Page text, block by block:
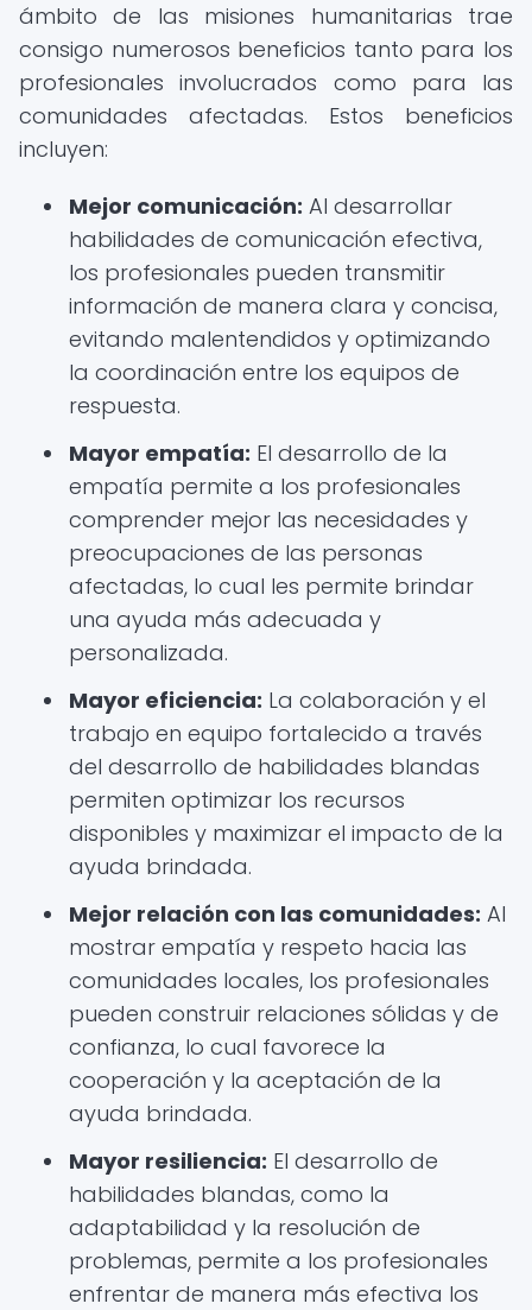
ámbito de las misiones humanitarias trae
consigo numerosos beneficios tanto para los
profesionales involucrados como para las
comunidades afectadas. Estos beneficios
incluyen:
Mejor comunicación: Al desarrollar
habilidades de comunicación efectiva,
los profesionales pueden transmitir
información de manera clara y concisa,
evitando malentendidos y optimizando
la coordinación entre los equipos de
respuesta.
Mayor empatía: El desarrollo de la
empatía permite a los profesionales
comprender mejor las necesidades y
preocupaciones de las personas
afectadas, lo cual les permite brindar
una ayuda más adecuada y
personalizada.
Mayor eficiencia: La colaboración y el
trabajo en equipo fortalecido a través
del desarrollo de habilidades blandas
permiten optimizar los recursos
disponibles y maximizar el impacto de la
ayuda brindada.
Mejor relación con las comunidades: Al
mostrar empatía y respeto hacia las
comunidades locales, los profesionales
pueden construir relaciones sólidas y de
confianza, lo cual favorece la
cooperación y la aceptación de la
ayuda brindada.
Mayor resiliencia: El desarrollo de
habilidades blandas, como la
adaptabilidad y la resolución de
problemas, permite a los profesionales
enfrentar de manera más efectiva los